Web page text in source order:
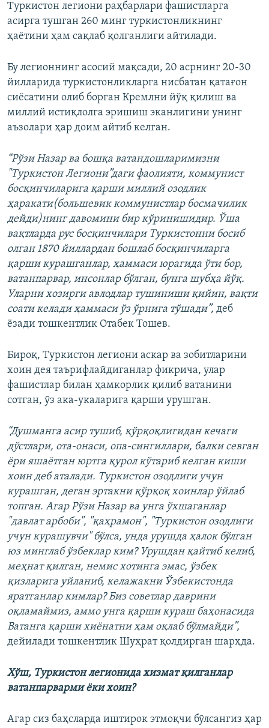
Туркистон легиони раҳбарлари фашистларга
асирга тушган 260 минг туркистонликнинг
ҳаётини ҳам сақлаб қолганлиги айтилади.
Бу легионнинг асосий мақсади, 20 асрнинг 20-30
йилларида туркистонликларга нисбатан қатағон
сиёсатини олиб борган Кремлни йўқ қилиш ва
миллий истиқлолга эришиш эканлигини унинг
аъзолари ҳар доим айтиб келган.
“Рўзи Назар ва бошқа ватандошларимизни
"Туркистон Легиони”даги фаолияти, коммунист
босқинчиларига қарши миллий озодлик
ҳаракати(большевик коммунистлар босмачилик
дейди)нинг давомини бир кўринишидир. Ўша
вақтларда рус босқинчилари Туркистонни босиб
олган 1870 йиллардан бошлаб босқинчиларга
қарши курашганлар, ҳаммаси юрагида ўти бор,
ватанпарвар, инсонлар бўлган, бунга шубҳа йўқ.
Уларни хозирги авлодлар тушиниши қийин, вақти
соати келади ҳаммаси ўз ўрнига тўшади”, деб
ёзади тошкентлик Отабек Тошев.
Бироқ, Туркистон легиони аскар ва зобитларини
хоин дея таърифлайдиганлар фикрича, улар
фашистлар билан ҳамкорлик қилиб ватанини
сотган, ўз ака-укаларига қарши урушган.
“Душманга асир тушиб, қўрқоқлигидан кечаги
дўстлари, ота-онаси, опа-сингиллари, балки севган
ёри яшаётган юртга қурол кўтариб келган киши
хоин деб аталади. Туркистон озодлиги учун
курашган, деган эртакни қўрқоқ хоинлар ўйлаб
топган. Агар Рўзи Назар ва унга ўхшаганлар
"давлат арбоби", "қаҳрамон", "Туркистон озодлиги
учун курашувчи" бўлса, унда урушда ҳалок бўлган
юз минглаб ўзбеклар ким? Урушдан қайтиб келиб,
меҳнат қилган, немис хотинга эмас, ўзбек
қизларига уйланиб, келажакни Ўзбекистонда
яратганлар кимлар? Биз советлар даврини
оқламаймиз, аммо унга қарши кураш баҳонасида
Ватанга қарши хиёнатни ҳам оқлаб бўлмайди”,
дейилади тошкентлик Шуҳрат қолдирган шарҳда.
Хўш, Туркистон легионида хизмат қилганлар
ватанпарварми ёки хоин?
Агар сиз баҳсларда иштирок этмоқчи бўлсангиз ҳар